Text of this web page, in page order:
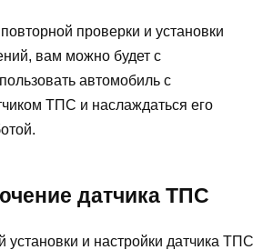
проверки и установки
вам можно будет с
автомобиль с
ТПС и наслаждаться его
датчика ТПС
установки и настройки датчика ТПС